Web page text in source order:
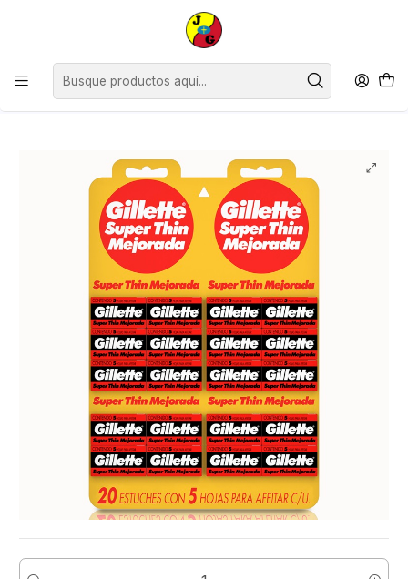
Estimados Clientes, desde el lunes 13 de julio y hasta el viernes 24 de
julio inclusive, no contaremos con horario continuado, siendo nuestro
horario de atención de 09:00 a 12:30 y de 14:30 a 18:00
hrs.Agradecemos su comprensión.
Inicio Supermercado Perfumería Afeitado y Depilación
Hoja de Afeitar Gillette Superthin ( 20 x 5 UD )